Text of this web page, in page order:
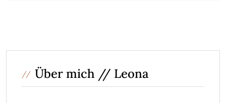
Über mich // Leona